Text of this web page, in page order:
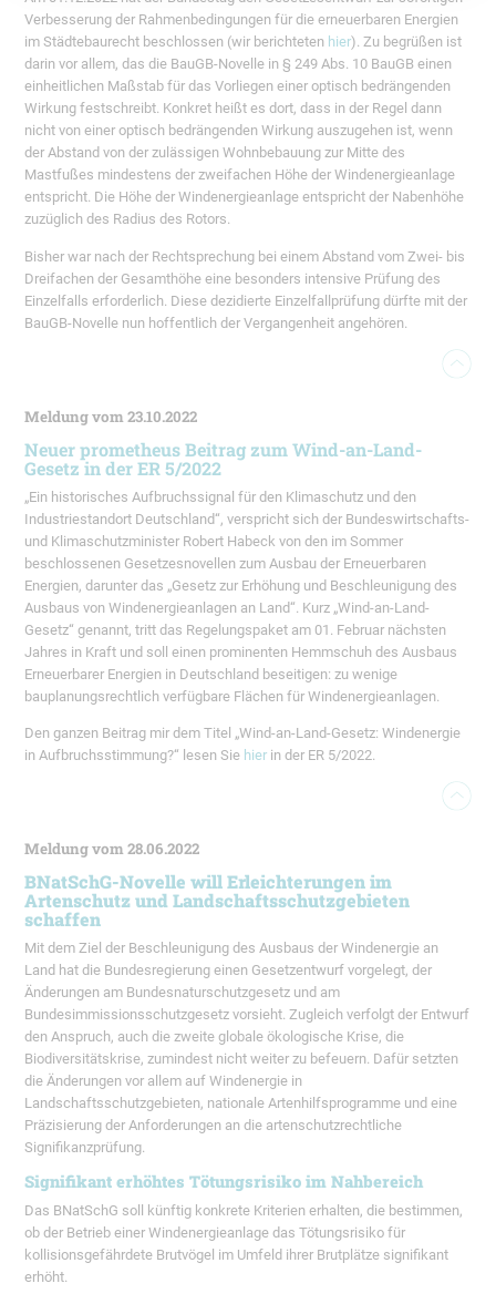
Verbesserung der Rahmenbedingungen für die erneuerbaren Energien
im Städtebaurecht beschlossen (wir berichteten hier). Zu begrüßen ist
darin vor allem, das die BauGB-Novelle in § 249 Abs. 10 BauGB einen
einheitlichen Maßstab für das Vorliegen einer optisch bedrängenden
Wirkung festschreibt. Konkret heißt es dort, dass in der Regel dann
nicht von einer optisch bedrängenden Wirkung auszugehen ist, wenn
der Abstand von der zulässigen Wohnbebauung zur Mitte des
Mastfußes mindestens der zweifachen Höhe der Windenergieanlage
entspricht. Die Höhe der Windenergieanlage entspricht der Nabenhöhe
zuzüglich des Radius des Rotors.
Bisher war nach der Rechtsprechung bei einem Abstand vom Zwei- bis
Dreifachen der Gesamthöhe eine besonders intensive Prüfung des
Einzelfalls erforderlich. Diese dezidierte Einzelfallprüfung dürfte mit der
BauGB-Novelle nun hoffentlich der Vergangenheit angehören.
Meldung vom 23.10.2022
Neuer prometheus Beitrag zum Wind-an-Land-
Gesetz in der ER 5/2022
„Ein historisches Aufbruchssignal für den Klimaschutz und den
Industriestandort Deutschland“, verspricht sich der Bundeswirtschafts-
und Klimaschutzminister Robert Habeck von den im Sommer
beschlossenen Gesetzesnovellen zum Ausbau der Erneuerbaren
Energien, darunter das „Gesetz zur Erhöhung und Beschleunigung des
Ausbaus von Windenergieanlagen an Land“. Kurz „Wind-an-Land-
Gesetz“ genannt, tritt das Regelungspaket am 01. Februar nächsten
Jahres in Kraft und soll einen prominenten Hemmschuh des Ausbaus
Erneuerbarer Energien in Deutschland beseitigen: zu wenige
bauplanungsrechtlich verfügbare Flächen für Windenergieanlagen.
Den ganzen Beitrag mir dem Titel „Wind-an-Land-Gesetz: Windenergie
in Aufbruchsstimmung?“ lesen Sie hier in der ER 5/2022.
Meldung vom 28.06.2022
BNatSchG-Novelle will Erleichterungen im
Artenschutz und Landschaftsschutzgebieten
schaffen
Mit dem Ziel der Beschleunigung des Ausbaus der Windenergie an
Land hat die Bundesregierung einen Gesetzentwurf vorgelegt, der
Änderungen am Bundesnaturschutzgesetz und am
Bundesimmissionsschutzgesetz vorsieht. Zugleich verfolgt der Entwurf
den Anspruch, auch die zweite globale ökologische Krise, die
Biodiversitätskrise, zumindest nicht weiter zu befeuern. Dafür setzten
die Änderungen vor allem auf Windenergie in
Landschaftsschutzgebieten, nationale Artenhilfsprogramme und eine
Präzisierung der Anforderungen an die artenschutzrechtliche
Signifikanzprüfung.
Signifikant erhöhtes Tötungsrisiko im Nahbereich
Das BNatSchG soll künftig konkrete Kriterien erhalten, die bestimmen,
ob der Betrieb einer Windenergieanlage das Tötungsrisiko für
kollisionsgefährdete Brutvögel im Umfeld ihrer Brutplätze signifikant
erhöht.